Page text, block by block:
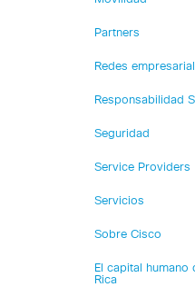
Partners
Redes
Responsabilidad
Seguridad
Service Providers
Servicios
Sobre Cisco
El capital humano
Rica